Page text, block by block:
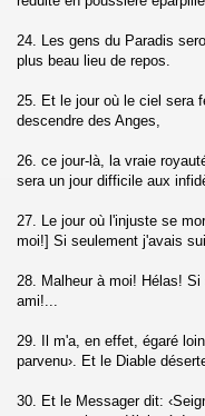
24. Les gens du Paradis
plus beau lieu de repos.
25. Et le jour où le ciel sera
descendre des Anges,
26. ce jour-là, la vraie
sera un jour difficile aux
27. Le jour où l'injuste se
moi!] Si seulement j'avais
28. Malheur à moi! Hélas! Si
ami!...
29. Il m'a, en effet, égaré
parvenu›. Et le Diable
30. Et le Messager dit:
(Fussilat)